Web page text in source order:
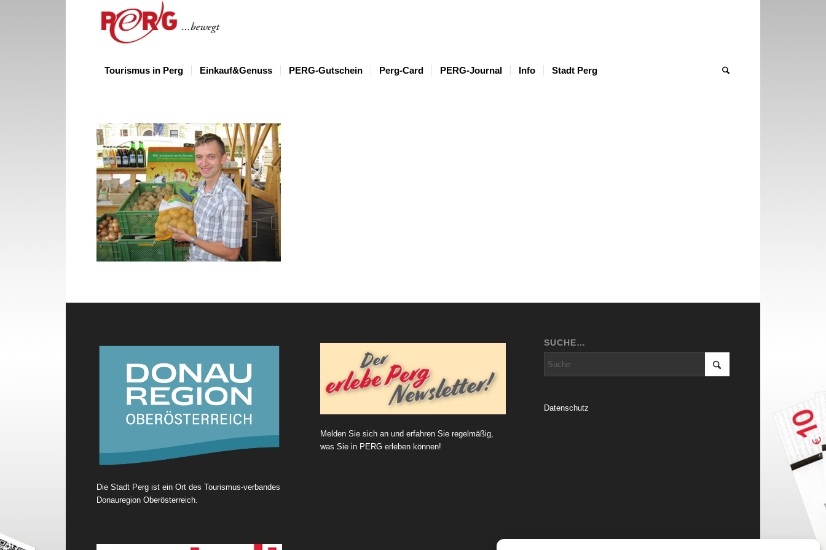
Tourismus in Perg Einkauf&Genuss PERG-Gutschein Perg-Card PERG-Journal Info Stadt Perg
Die Stadt Perg ist ein Ort des Tourismus-verbandes
Donauregion Oberösterreich.
Melden Sie sich an und erfahren Sie regelmäßig,
was Sie in PERG erleben können!
SUCHE…
Datenschutz